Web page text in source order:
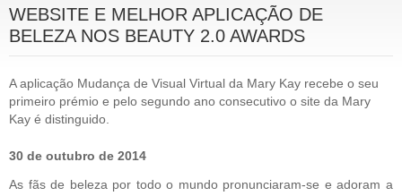
WEBSITE E MELHOR APLICAÇÃO DE
BELEZA NOS BEAUTY 2.0 AWARDS
A aplicação Mudança de Visual Virtual da Mary Kay recebe o seu
primeiro prémio e pelo segundo ano consecutivo o site da Mary
Kay é distinguido.
30 de outubro de 2014
As fãs de beleza por todo o mundo pronunciaram-se e adoram a